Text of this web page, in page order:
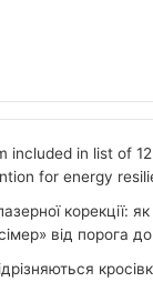
included in list of
for energy
корекції:
від порога